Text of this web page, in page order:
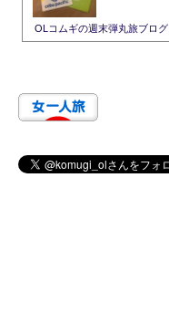
OLコムギの週末弾丸旅ブログ